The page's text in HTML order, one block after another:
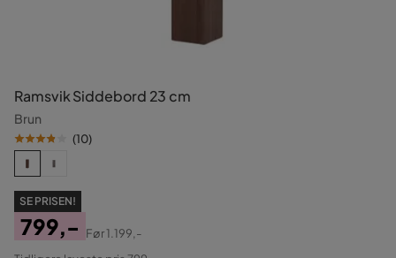
Ramsvik Siddebord 23 cm
Brun
(10)
SE PRISEN!
Pris
799,-
Original
Før1.199,-